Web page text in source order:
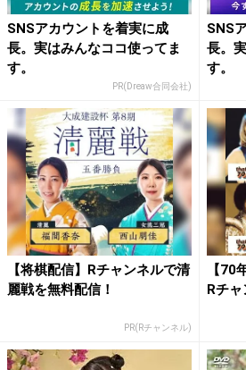
SNSアカウントを着実に成
長。実はみんなココ使ってま
す。
PR(Dreaw合同会社)
SNS
長。
す。
【将棋配信】Rチャンネルで清
麗戦を無料配信！
PR(Rチャンネル)
【70
Rチ